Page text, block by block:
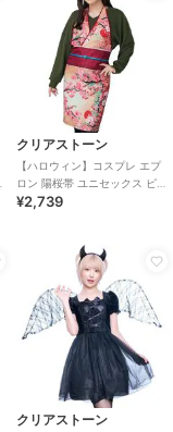
クリアストーン
【ハロウィン】コスプレ エプ
ロン 陽桜帯 ユニセックス ピン
ク
¥2,739
クリアストーン